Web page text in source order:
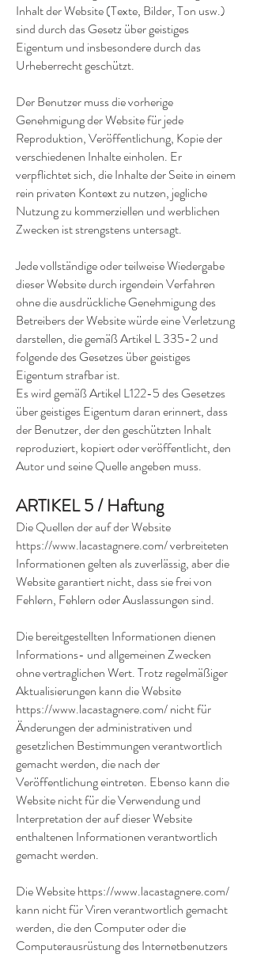
Inhalt der Website (Texte, Bilder, Ton usw.)
sind durch das Gesetz über geistiges
Eigentum und insbesondere durch das
Urheberrecht geschützt.
Der Benutzer muss die vorherige
Genehmigung der Website für jede
Reproduktion, Veröffentlichung, Kopie der
verschiedenen Inhalte einholen. Er
verpflichtet sich, die Inhalte der Seite in einem
rein privaten Kontext zu nutzen, jegliche
Nutzung zu kommerziellen und werblichen
Zwecken ist strengstens untersagt.
Jede vollständige oder teilweise Wiedergabe
dieser Website durch irgendein Verfahren
ohne die ausdrückliche Genehmigung des
Betreibers der Website würde eine Verletzung
darstellen, die gemäß Artikel L 335-2 und
folgende des Gesetzes über geistiges
Eigentum strafbar ist.
Es wird gemäß Artikel L122-5 des Gesetzes
über geistiges Eigentum daran erinnert, dass
der Benutzer, der den geschützten Inhalt
reproduziert, kopiert oder veröffentlicht, den
Autor und seine Quelle angeben muss.
ARTIKEL 5 / Haftung
Die Quellen der auf der Website
https://www.lacastagnere.com/verbreiteten
Informationen gelten als zuverlässig, aber die
Website garantiert nicht, dass sie frei von
Fehlern, Fehlern oder Auslassungen sind.
Die bereitgestellten Informationen dienen
Informations- und allgemeinen Zwecken
ohne vertraglichen Wert. Trotz regelmäßiger
Aktualisierungen kann die Website
https://www.lacastagnere.com/nicht für
Änderungen der administrativen und
gesetzlichen Bestimmungen verantwortlich
gemacht werden, die nach der
Veröffentlichung eintreten. Ebenso kann die
Website nicht für die Verwendung und
Interpretation der auf dieser Website
enthaltenen Informationen verantwortlich
gemacht werden.
Die Websitehttps://www.lacastagnere.com/
kann nicht für Viren verantwortlich gemacht
werden, die den Computer oder die
Computerausrüstung des Internetbenutzers